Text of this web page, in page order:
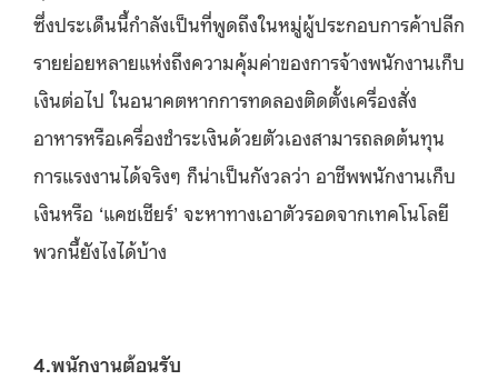
ซึ่งประเด็นนี้กำลังเป็นที่พูดถึงในหมู่ผู้ประกอบการค้าปลีก
รายย่อยหลายแห่งถึงความคุ้มค่าของการจ้างพนักงานเก็บ
เงินต่อไป ในอนาคตหากการทดลองติดตั้งเครื่องสั่ง
อาหารหรือเครื่องชำระเงินด้วยตัวเองสามารถลดต้นทุน
การแรงงานได้จริงๆ ก็น่าเป็นกังวลว่า อาชีพพนักงานเก็บ
เงินหรือ ‘แคชเชียร์’ จะหาทางเอาตัวรอดจากเทคโนโลยี
พวกนี้ยังไงได้บ้าง
4.พนักงานต้อนรับ